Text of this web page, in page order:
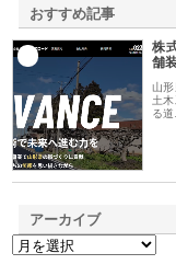
おすすめ記事
株
舗
山
土
る道
アーカイブ